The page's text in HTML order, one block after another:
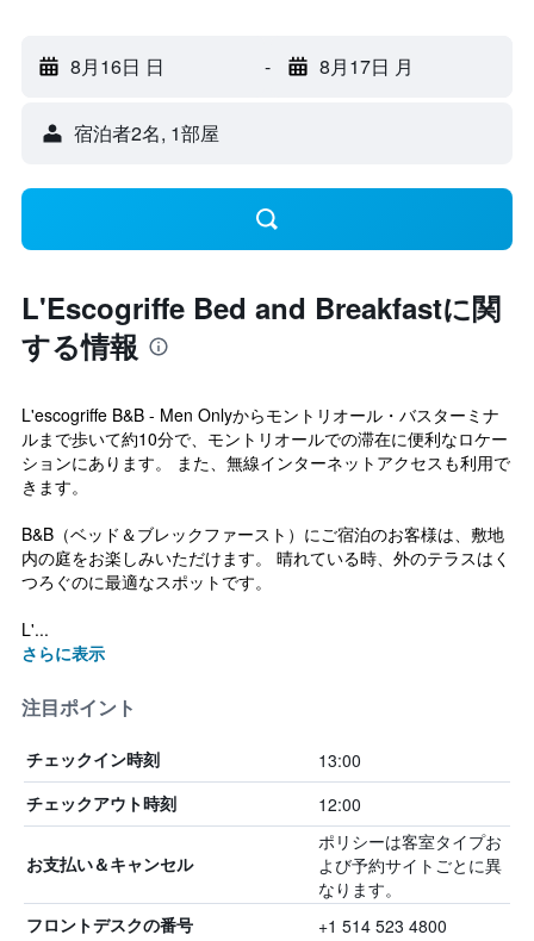
8月16日 日 - 8月17日 月
宿泊者2名, 1​部屋
L'Escogriffe Bed and Breakfastに関
する情報
L'escogriffe B&B - Men Onlyからモントリオール・バスターミナ
ルまで歩いて約10分で、モントリオールでの滞在に便利なロケー
ションにあります。 また、無線インターネットアクセスも利用で
きます。
B&B（ベッド＆ブレックファースト）にご宿泊のお客様は、敷地
内の庭をお楽しみいただけます。 晴れている時、外のテラスはく
つろぐのに最適なスポットです。
L'...
さらに表示
注目ポイント
チェックイン時刻 13:00
チェックアウト時刻 12:00
お支払い＆キャンセル
ポリシーは客室タイプお
よび予約サイトごとに異
なります。
フロントデスクの番号 +1 514 523 4800